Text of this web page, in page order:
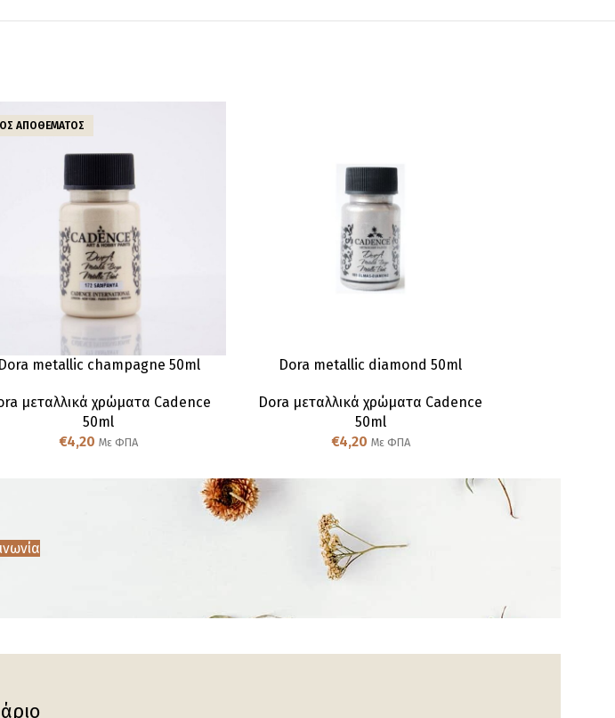
ΑΠΟΘΈΜΑΤΟΣ
Dora metallic champagne 50ml
μεταλλικά χρώματα Cadence
50ml
€4,20 Με ΦΠΑ
Dora metallic diamond 50ml
Dora μεταλλικά χρώματα Cadence
50ml
€4,20 Με ΦΠΑ